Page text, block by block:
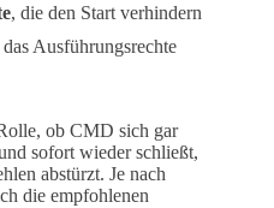
, die den Start verhindern
das Ausführungsrechte
ob CMD sich gar
sofort wieder schließt,
abstürzt. Je nach
die empfohlenen